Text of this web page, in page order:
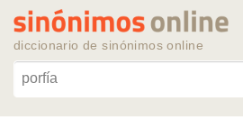
diccionario de sinónimos online